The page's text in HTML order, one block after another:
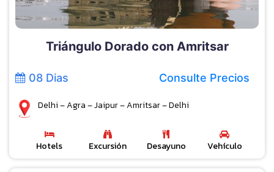
Triángulo Dorado con Amritsar
08 Dias Consulte Precios
Delhi – Agra – Jaipur – Amritsar – Delhi
Hotels Excursión Desayuno Vehículo